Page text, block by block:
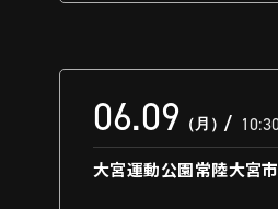
06.09 （月）
大宮運動公園常陸大宮